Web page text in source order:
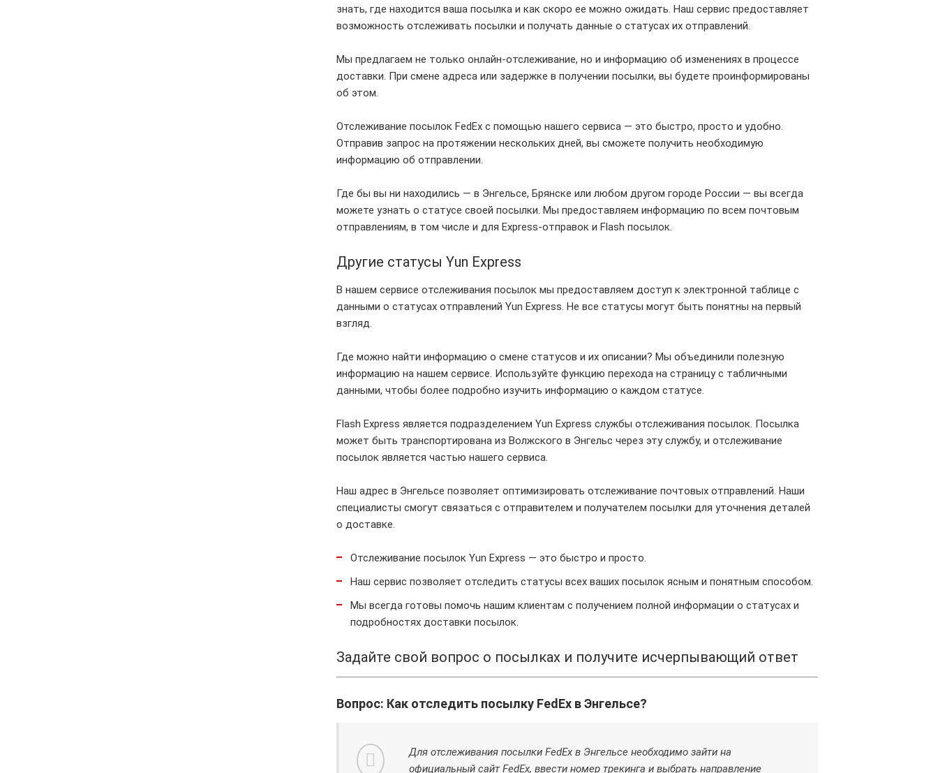
знать, где находится ваша посылка и как скоро ее можно ожидать. Наш сервис предоставляет
возможность отслеживать посылки и получать данные о статусах их отправлений.
Мы предлагаем не только онлайн-отслеживание, но и информацию об изменениях в процессе
доставки. При смене адреса или задержке в получении посылки, вы будете проинформированы
об этом.
Отслеживание посылок FedEx с помощью нашего сервиса — это быстро, просто и удобно.
Отправив запрос на протяжении нескольких дней, вы сможете получить необходимую
информацию об отправлении.
Где бы вы ни находились — в Энгельсе, Брянске или любом другом городе России — вы всегда
можете узнать о статусе своей посылки. Мы предоставляем информацию по всем почтовым
отправлениям, в том числе и для Express-отправок и Flash посылок.
Другие статусы Yun Express
В нашем сервисе отслеживания посылок мы предоставляем доступ к электронной таблице с
данными о статусах отправлений Yun Express. Не все статусы могут быть понятны на первый
взгляд.
Где можно найти информацию о смене статусов и их описании? Мы объединили полезную
информацию на нашем сервисе. Используйте функцию перехода на страницу с табличными
данными, чтобы более подробно изучить информацию о каждом статусе.
Flash Express является подразделением Yun Express службы отслеживания посылок. Посылка
может быть транспортирована из Волжского в Энгельс через эту службу, и отслеживание
посылок является частью нашего сервиса.
Наш адрес в Энгельсе позволяет оптимизировать отслеживание почтовых отправлений. Наши
специалисты смогут связаться с отправителем и получателем посылки для уточнения деталей
о доставке.
Отслеживание посылок Yun Express — это быстро и просто.
Наш сервис позволяет отследить статусы всех ваших посылок ясным и понятным способом.
Мы всегда готовы помочь нашим клиентам с получением полной информации о статусах и
подробностях доставки посылок.
Задайте свой вопрос о посылках и получите исчерпывающий ответ
Вопрос: Как отследить посылку FedEx в Энгельсе?
Для отслеживания посылки FedEx в Энгельсе необходимо зайти на
официальный сайт FedEx, ввести номер трекинга и выбрать направление